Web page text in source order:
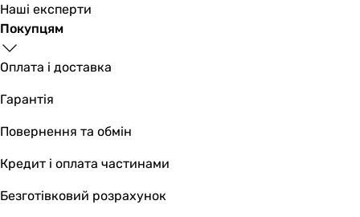
Наші експерти
Покупцям
Оплата і доставка
Гарантія
Повернення та обмін
Кредит і оплата частинами
Безготівковий розрахунок